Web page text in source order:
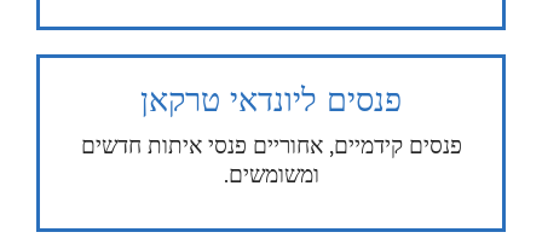
פנסים ליונדאי טרקאן
פנסים קידמיים, אחוריים פנסי איתות חדשים
ומשומשים.